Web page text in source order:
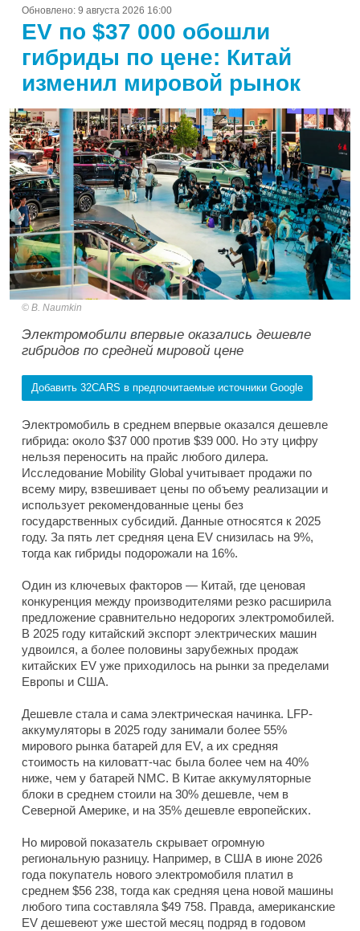
Обновлено: 9 августа 2026 16:00
EV по $37 000 обошли
гибриды по цене: Китай
изменил мировой рынок
B. Naumkin
Электромобили впервые оказались дешевле
гибридов по средней мировой цене
Добавить 32CARS в предпочитаемые источники Google
Электромобиль в среднем впервые оказался дешевле
гибрида: около $37 000 против $39 000. Но эту цифру
нельзя переносить на прайс любого дилера.
Исследование Mobility Global учитывает продажи по
всему миру, взвешивает цены по объему реализации и
использует рекомендованные цены без
государственных субсидий. Данные относятся к 2025
году. За пять лет средняя цена EV снизилась на 9%,
тогда как гибриды подорожали на 16%.
Один из ключевых факторов — Китай, где ценовая
конкуренция между производителями резко расширила
предложение сравнительно недорогих электромобилей.
В 2025 году китайский экспорт электрических машин
удвоился, а более половины зарубежных продаж
китайских EV уже приходилось на рынки за пределами
Европы и США.
Дешевле стала и сама электрическая начинка. LFP-
аккумуляторы в 2025 году занимали более 55%
мирового рынка батарей для EV, а их средняя
стоимость на киловатт-час была более чем на 40%
ниже, чем у батарей NMC. В Китае аккумуляторные
блоки в среднем стоили на 30% дешевле, чем в
Северной Америке, и на 35% дешевле европейских.
Но мировой показатель скрывает огромную
региональную разницу. Например, в США в июне 2026
года покупатель нового электромобиля платил в
среднем $56 238, тогда как средняя цена новой машины
любого типа составляла $49 758. Правда, американские
EV дешевеют уже шестой месяц подряд в годовом